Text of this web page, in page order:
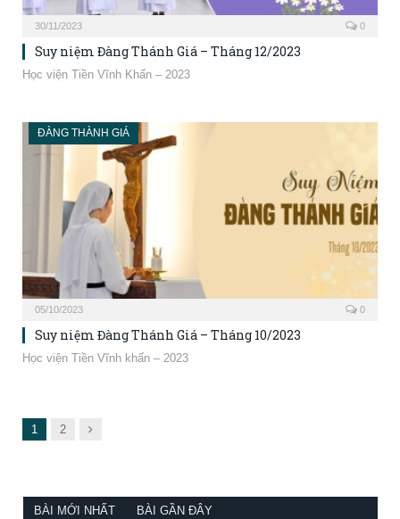
30/11/2023 0
Suy niệm Đàng Thánh Giá – Tháng 12/2023
Học viện Tiền Vĩnh Khấn – 2023
ĐÀNG THÀNH GIÁ
05/10/2023 0
Suy niệm Đàng Thánh Giá – Tháng 10/2023
Học viện Tiền Vĩnh khấn – 2023
1 2 Next
BÀI MỚI NHẤT BÀI GẦN ĐÂY